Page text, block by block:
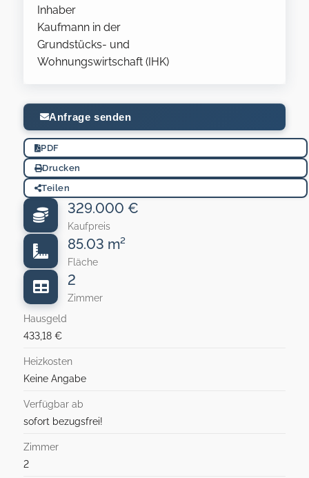
Inhaber
Kaufmann in der
Grundstücks- und
Wohnungswirtschaft (IHK)
Anfrage senden
PDF
Drucken
Teilen
329.000 €
Kaufpreis
85.03 m²
Fläche
2
Zimmer
Hausgeld
433,18 €
Heizkosten
Keine Angabe
Verfügbar ab
sofort bezugsfrei!
Zimmer
2